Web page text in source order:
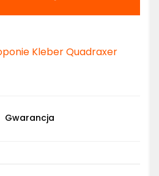
Kleber Quadraxer
Gwarancja